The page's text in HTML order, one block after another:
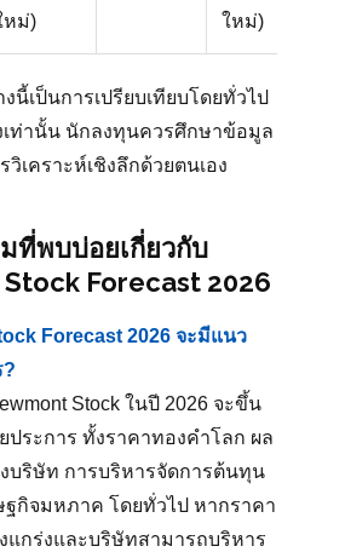
หม่)
ใหม่)
งนี้เป็นการเปรียบเทียบโดยทั่วไป
เท่านั้น นักลงทุนควรศึกษาข้อมูล
เคราะห์เชิงลึกด้วยตนเอง
ที่พบบ่อยเกี่ยวกับ
Forecast 2026
Forecast 2026 จะมีแนว
?
Stock ในปี 2026 จะขึ้น
ประการ ทั้งราคาทองคำโลก ผล
บริษัท การบริหารจัดการต้นทุน
ฐกิจมหภาค โดยทั่วไป หากราคา
แกร่งและบริษัทสามารถบริหาร